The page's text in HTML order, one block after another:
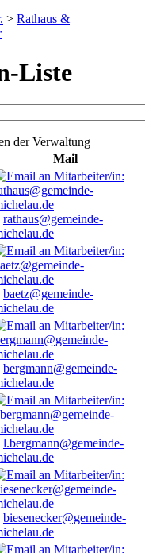
> Rathaus &
Liste
der Verwaltung
Mail
rathaus@gemeinde-
baetz@gemeinde-
bergmann@gemeinde-
l.bergmann@gemeinde-
biesenecker@gemeinde-